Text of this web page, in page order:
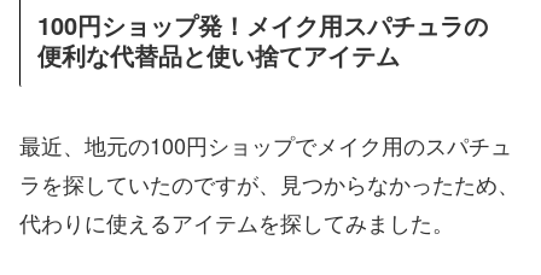
100円ショップ発！メイク用スパチュラの
便利な代替品と使い捨てアイテム
最近、地元の100円ショップでメイク用のスパチュ
ラを探していたのですが、見つからなかったため、
代わりに使えるアイテムを探してみました。